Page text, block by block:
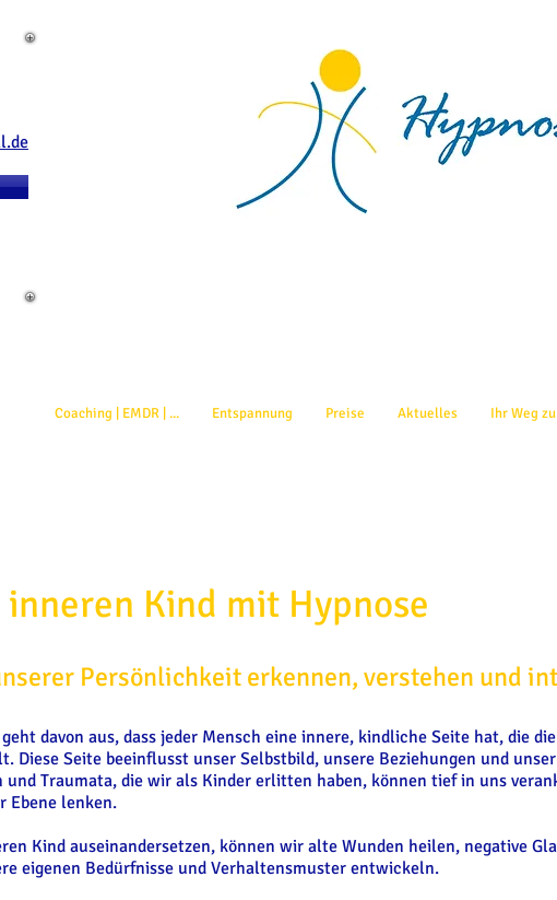
Coaching | EMDR | ... Entspannung Preise Aktuelles Ihr Weg
Kind mit Hypnose
Persönlichkeit erkennen, verstehen und
davon aus, dass jeder Mensch eine innere, kindliche Seite hat, die
Diese Seite beeinflusst unser Selbstbild, unsere Beziehungen und
Traumata, die wir als Kinder erlitten haben, können tief in uns
Ebene lenken.
Kind auseinandersetzen, können wir alte Wunden heilen, negative
eigenen Bedürfnisse und Verhaltensmuster entwickeln.